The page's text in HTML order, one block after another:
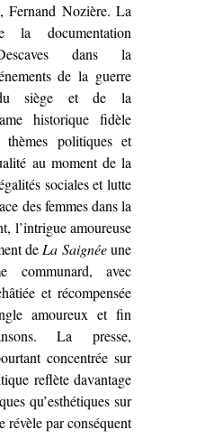
Fernand Nozière. La
la documentation
dans la
de la guerre
du siège et de la
historique fidèle
politiques et
au moment de la
sociales et lutte
des femmes dans la
l’intrigue amoureuse
deLa Saignéeune
communard, avec
et récompensée
amoureux et fin
La presse,
concentrée sur
reflète davantage
qu’esthétiques sur
révèle par conséquent